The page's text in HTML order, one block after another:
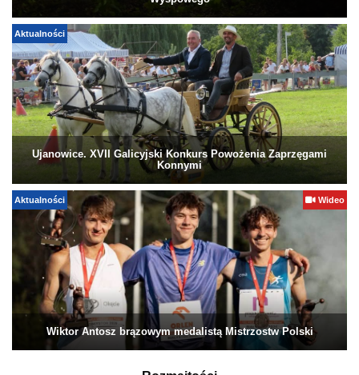
Aktualności
Ujanowice. XVII Galicyjski Konkurs Powożenia Zaprzęgami
Konnymi
Aktualności Wideo
Wiktor Antosz brązowym medalistą Mistrzostw Polski